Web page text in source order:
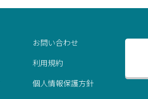
お問い合わせ
利用規約
個人情報保護方針